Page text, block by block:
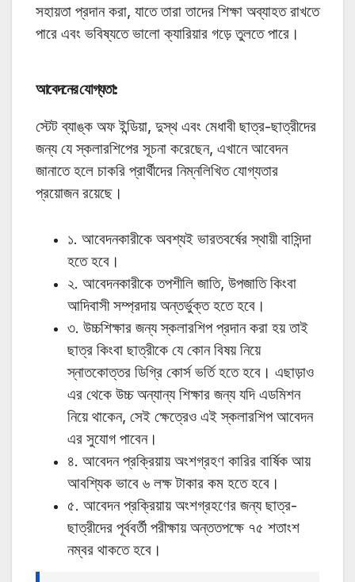
সহায়তা প্রদান করা, যাতে তারা তাদের শিক্ষা অব্যাহত রাখতে
পারে এবং ভবিষ্যতে ভালো ক্যারিয়ার গড়ে তুলতে পারে।
আবেদনের যোগ্যতা:
স্টেট ব্যাঙ্ক অফ ইন্ডিয়া, দুস্থ এবং মেধাবী ছাত্র-ছাত্রীদের
জন্য যে স্কলারশিপের সূচনা করেছেন, এখানে আবেদন
জানাতে হলে চাকরি প্রার্থীদের নিম্নলিখিত যোগ্যতার
প্রয়োজন রয়েছে।
১. আবেদনকারীকে অবশ্যই ভারতবর্ষের স্থায়ী বাসিন্দা
হতে হবে।
২. আবেদনকারীকে তপশীলি জাতি, উপজাতি কিংবা
আদিবাসী সম্প্রদায় অন্তর্ভুক্ত হতে হবে।
৩. উচ্চশিক্ষার জন্য স্কলারশিপ প্রদান করা হয় তাই
ছাত্র কিংবা ছাত্রীকে যে কোন বিষয় নিয়ে
স্নাতকোত্তর ডিগ্রি কোর্স ভর্তি হতে হবে। এছাড়াও
এর থেকে উচ্চ অন্যান্য শিক্ষার জন্য যদি এডমিশন
নিয়ে থাকেন, সেই ক্ষেত্রেও এই স্কলারশিপ আবেদন
এর সুযোগ পাবেন।
৪. আবেদন প্রক্রিয়ায় অংশগ্রহণ কারির বার্ষিক আয়
আবশ্যিক ভাবে ৬ লক্ষ টাকার কম হতে হবে।
৫. আবেদন প্রক্রিয়ায় অংশগ্রহণের জন্য ছাত্র-
ছাত্রীদের পূর্ববর্তী পরীক্ষায় অন্ততপক্ষে ৭৫ শতাংশ
নম্বর থাকতে হবে।